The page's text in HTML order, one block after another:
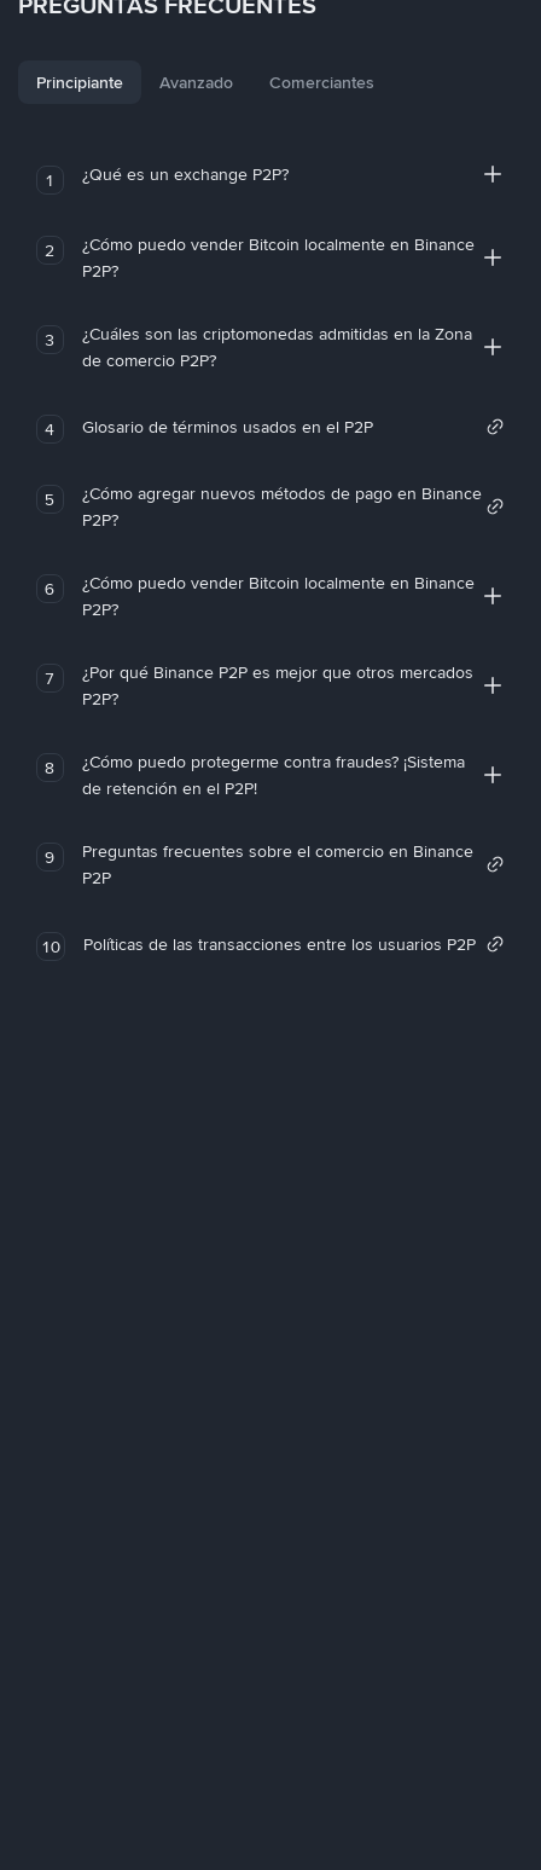
Principiante Avanzado Comerciantes
1 ¿Qué es un exchange P2P?
2
¿Cómo puedo vender Bitcoin localmente en Binance
P2P?
3
¿Cuáles son las criptomonedas admitidas en la Zona
de comercio P2P?
4 Glosario de términos usados en el P2P
5
¿Cómo agregar nuevos métodos de pago en Binance
P2P?
6
¿Cómo puedo vender Bitcoin localmente en Binance
P2P?
7
¿Por qué Binance P2P es mejor que otros mercados
P2P?
8
¿Cómo puedo protegerme contra fraudes? ¡Sistema
de retención en el P2P!
9
Preguntas frecuentes sobre el comercio en Binance
P2P
10 Políticas de las transacciones entre los usuarios P2P